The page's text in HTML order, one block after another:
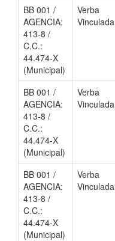
BB 001 /
AGENCIA:
413-8 /
C.C.:
44.474-X
(Municipal)
Verba
Vinculada
BB 001 /
AGENCIA:
413-8 /
C.C.:
44.474-X
(Municipal)
Verba
Vinculada
BB 001 /
AGENCIA:
413-8 /
C.C.:
44.474-X
(Municipal)
Verba
Vinculada